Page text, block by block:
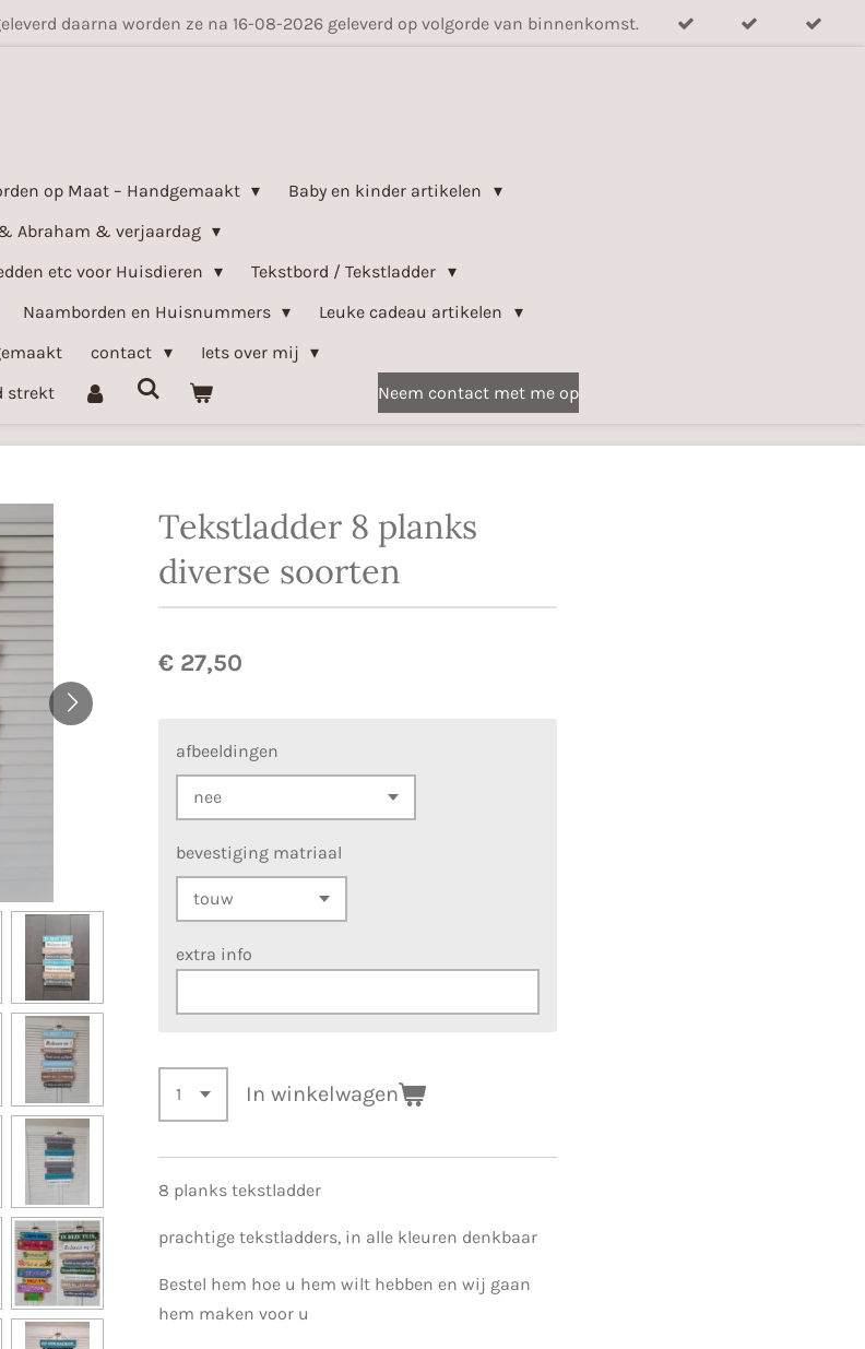
daarna worden ze na 16-08-2026 geleverd op volgorde van binnenkomst.
op Maat – Handgemaakt
Baby en kinder artikelen
Abraham & verjaardag
etc voor Huisdieren
Tekstbord / Tekstladder
Naamborden en Huisnummers
Leuke cadeau artikelen
contact
Iets over mij
strekt
Neem contact met me op
Tekstladder 8 planks
diverse soorten
€ 27,50
afbeeldingen
bevestiging matriaal
extra info
In winkelwagen
8 planks tekstladder
prachtige tekstladders, in alle kleuren denkbaar
Bestel hem hoe u hem wilt hebben en wij gaan
hem maken voor u